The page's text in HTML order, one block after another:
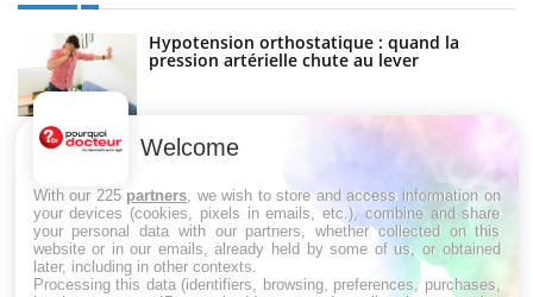
Hypotension orthostatique : quand la
pression artérielle chute au lever
Drépanocytose : une déformation des
Maladie de Charcot (Sclérose latérale
amyotrophique)
Welcome
With our 225 partners , we wish to store and access information on
your devices (cookies, pixels in emails, etc.), combine and share
your personal data with our partners, whether collected on this
website or in our emails, already held by some of us, or obtained
later, including in other contexts.
Processing this data (identifiers, browsing, preferences, purchases,